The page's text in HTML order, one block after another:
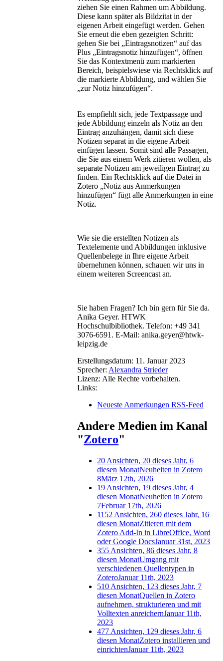
ziehen Sie einen Rahmen um Abbildung.
Diese kann später als Bildzitat in der
eigenen Arbeit eingefügt werden. Gehen
Sie erneut die eben gezeigten Schritt:
gehen Sie bei „Eintragsnotizen“ auf das
Plus „Eintragsnotiz hinzufügen“, öffnen
Sie das Kontextmenü zum markierten
Bereich, beispielswiese via Rechtsklick auf
die markierte Abbildung, und wählen Sie
„zur Notiz hinzufügen“.
Es empfiehlt sich, jede Textpassage und
jede Abbildung einzeln als Notiz an den
Eintrag anzuhängen, damit sich diese
Notizen separat in die eigene Arbeit
einfügen lassen. Somit sind alle Passagen,
die Sie aus einem Werk zitieren wollen, als
separate Notizen am jeweiligen Eintrag zu
finden. Ein Rechtsklick auf die Datei in
Zotero „Notiz aus Anmerkungen
hinzufügen“ fügt alle Anmerkungen in eine
Notiz.
Wie sie die erstellten Notizen als
Textelemente und Abbildungen inklusive
Quellenbelege in Ihre eigene Arbeit
übernehmen können, schauen wir uns in
einem weiteren Screencast an.
Sie haben Fragen? Ich bin gern für Sie da.
Anika Geyer. HTWK
Hochschulbibliothek. Telefon: +49 341
3076-6591. E-Mail: anika.geyer@htwk-
leipzig.de
Erstellungsdatum: 11. Januar 2023
Sprecher: Alexandra Strieder
Lizenz: Alle Rechte vorbehalten.
Links:
Neueste Anmerkungen RSS-Feed
Andere Medien im Kanal
"Zotero"
20 Ansichten, 20 dieses Jahr, 6
diesen MonatNeuheiten in Zotero
8März 12th, 2026
19 Ansichten, 19 dieses Jahr, 4
diesen MonatNeuheiten in Zotero
7Februar 17th, 2026
1152 Ansichten, 260 dieses Jahr, 16
diesen MonatZitieren mit dem
Zotero Add-In in LibreOffice, Word
oder Google DocsJanuar 31st, 2023
355 Ansichten, 86 dieses Jahr, 8
diesen MonatUmgang mit
verschiedenen Quellentypen in
ZoteroJanuar 11th, 2023
510 Ansichten, 123 dieses Jahr, 7
diesen MonatQuellen in Zotero
aufnehmen, strukturieren und mit
Volltexten anreichernJanuar 11th,
2023
477 Ansichten, 129 dieses Jahr, 6
diesen MonatZotero installieren und
einrichtenJanuar 11th, 2023